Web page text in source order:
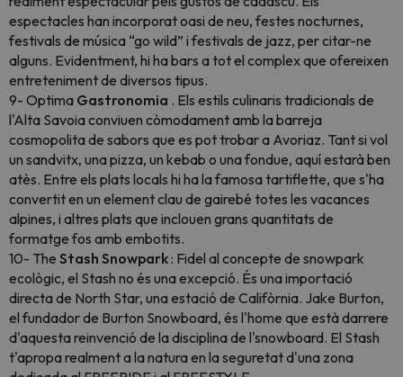
espectacles han incorporat oasi de neu, festes nocturnes,
festivals de música “go wild” i festivals de jazz, per citar-ne
alguns. Evidentment, hi ha bars a tot el complex que ofereixen
entreteniment de diversos tipus.
9- Optima Gastronomia . Els estils culinaris tradicionals de
l'Alta Savoia conviuen còmodament amb la barreja
cosmopolita de sabors que es pot trobar a Avoriaz. Tant si vol
un sandvitx, una pizza, un kebab o una fondue, aquí estarà ben
atès. Entre els plats locals hi ha la famosa tartiflette, que s'ha
convertit en un element clau de gairebé totes les vacances
alpines, i altres plats que inclouen grans quantitats de
formatge fos amb embotits.
10- The Stash Snowpark: Fidel al concepte de snowpark
ecològic, el Stash no és una excepció. És una importació
directa de North Star, una estació de Califòrnia. Jake Burton,
el fundador de Burton Snowboard, és l'home que està darrere
d'aquesta reinvenció de la disciplina de l'snowboard. El Stash
t'apropa realment a la natura en la seguretat d'una zona